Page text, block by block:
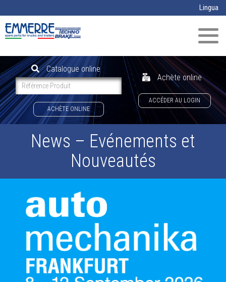
Lingua
Catalogue online
ACHÈTE ONLINE
Achète online
ACCÉDER AU LOGIN
News – Evénements et
Nouveautés